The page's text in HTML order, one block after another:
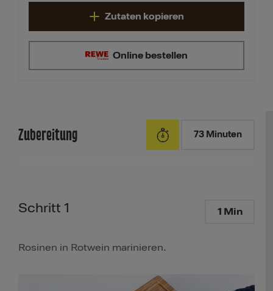
Online bestellen
Zutaten kopieren
Zubereitung 73 Minuten
Schritt 1 1 Min
Rosinen in Rotwein marinieren.